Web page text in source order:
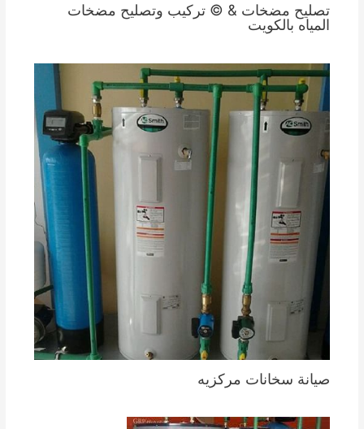
تصليح مضخات & © تركيب وتصليح مضخات
المياه بالكويت
صيانة سخانات مركزيه